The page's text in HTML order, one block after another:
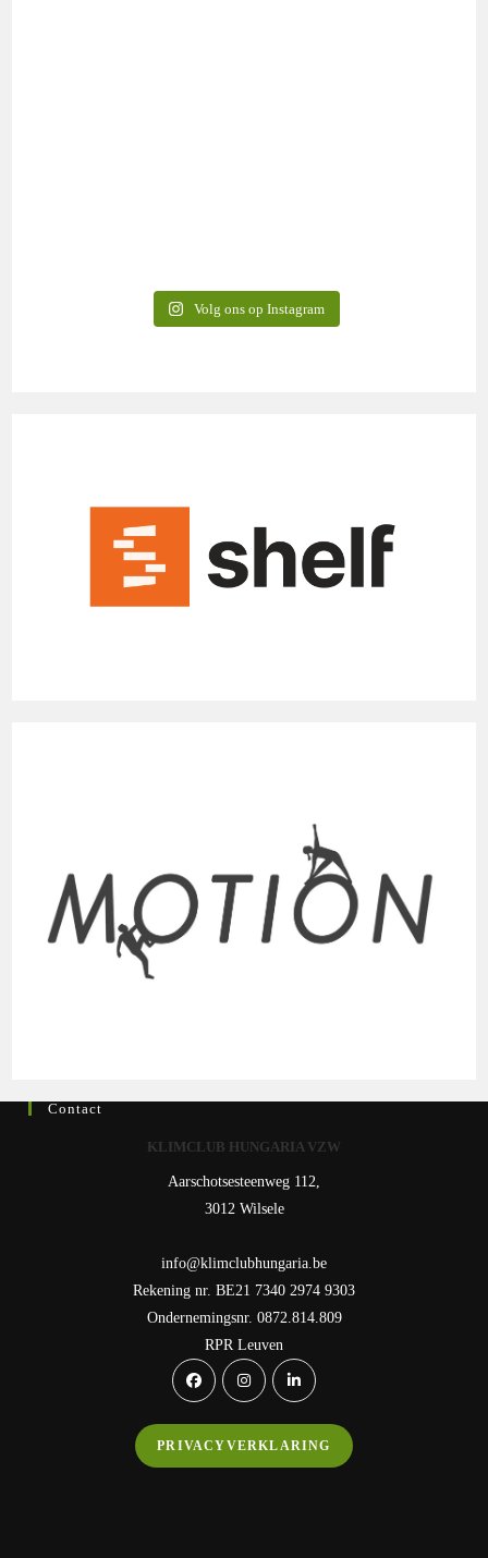
Volg ons op Instagram
Contact
KLIMCLUB HUNGARIA VZW
Aarschotsesteenweg 112,
3012 Wilsele
info@klimclubhungaria.be
Rekening nr. BE21 7340 2974 9303
Ondernemingsnr. 0872.814.809
RPR Leuven
Opens
in
a
new
Opens
in
a
new
a
new
PRIVACYVERKLARING